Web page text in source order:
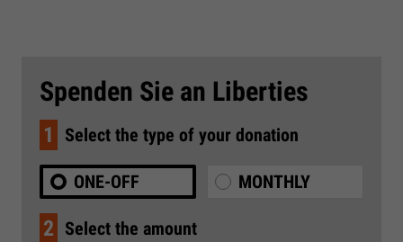
Spenden Sie an Liberties
1 Select the type of your donation
ONE-OFF MONTHLY
2 Select the amount